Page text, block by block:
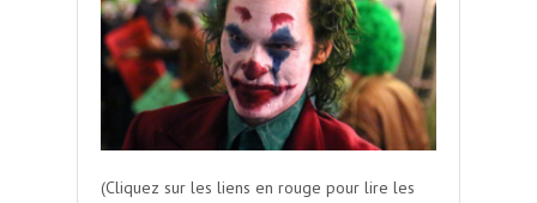
(Cliquez sur les liens en rouge pour lire les